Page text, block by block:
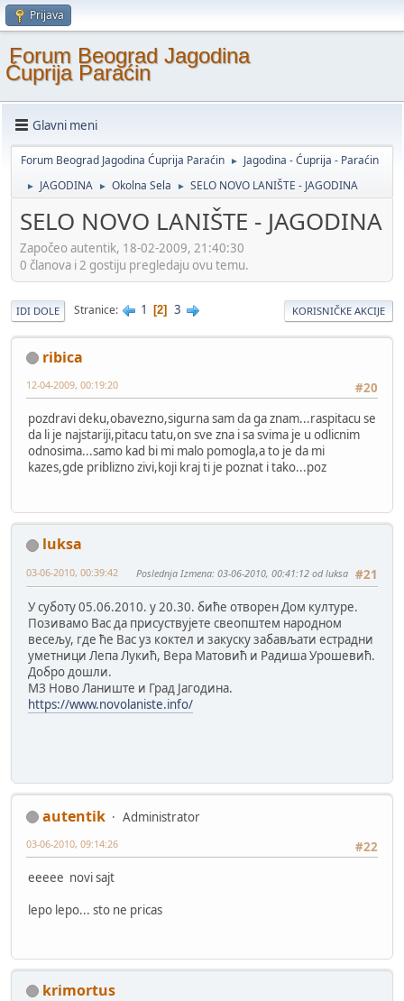
Prijava
Forum Beograd Jagodina
Ćuprija Paraćin
Glavni meni
Forum Beograd Jagodina Ćuprija Paraćin ► Jagodina - Ćuprija - Paraćin
► JAGODINA ► Okolna Sela ► SELO NOVO LANIŠTE - JAGODINA
SELO NOVO LANIŠTE - JAGODINA
Započeo autentik, 18-02-2009, 21:40:30
0 članova i 2 gostiju pregledaju ovu temu.
IDI DOLE Stranice 1 2 3 KORISNIČKE AKCIJE
ribica
#20
12-04-2009, 00:19:20
pozdravi deku,obavezno,sigurna sam da ga znam...raspitacu se
da li je najstariji,pitacu tatu,on sve zna i sa svima je u odlicnim
odnosima...samo kad bi mi malo pomogla,a to je da mi
kazes,gde priblizno zivi,koji kraj ti je poznat i tako...poz
luksa
#21
03-06-2010, 00:39:42 Poslednja Izmena: 03-06-2010, 00:41:12 od luksa
У суботу 05.06.2010. у 20.30. биће отворен Дом културе.
Позивамо Вас да присуствујете свеопштем народном
весељу, где ће Вас уз коктел и закуску забављати естрадни
уметници Лепа Лукић, Вера Матовић и Радиша Урошевић.
Добро дошли.
МЗ Ново Ланиште и Град Јагодина.
https://www.novolaniste.info/
autentik
Administrator
#22
03-06-2010, 09:14:26
eeeee novi sajt
lepo lepo... sto ne pricas
krimortus